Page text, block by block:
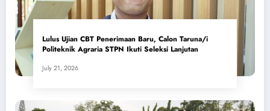
Lulus Ujian CBT Penerimaan Baru, Calon Taruna/i
Politeknik Agraria STPN Ikuti Seleksi Lanjutan
July 21, 2026